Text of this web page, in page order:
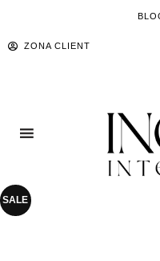
ZONA CLIENT
SALE